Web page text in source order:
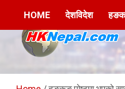
hknepal, hknepal.com, hk nepal,
HOME देशविदेश